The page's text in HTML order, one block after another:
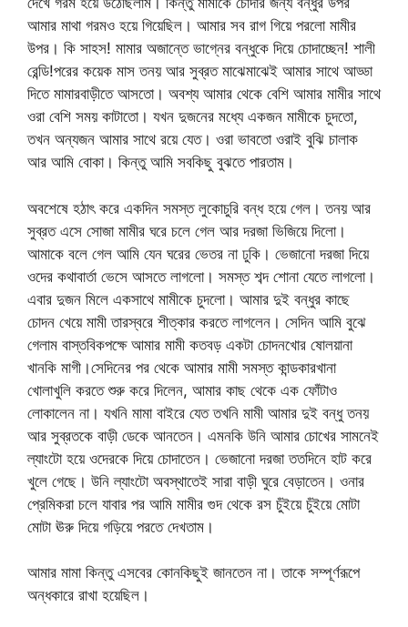
আমার মাথা গরমও হয়ে গিয়েছিল। আমার সব রাগ গিয়ে পরলো মামীর
উপর। কি সাহস! মামার অজান্তে ভাগ্নের বন্ধুকে দিয়ে চোদাচ্ছেন! শালী
রেন্ডি!পরের কয়েক মাস তনয় আর সুব্রত মাঝেমাঝেই আমার সাথে আড্ডা
দিতে মামারবাড়ীতে আসতো। অবশ্য আমার থেকে বেশি আমার মামীর সাথে
ওরা বেশি সময় কাটাতো। যখন দুজনের মধ্যে একজন মামীকে চুদতো,
তখন অন্যজন আমার সাথে রয়ে যেত। ওরা ভাবতো ওরাই বুঝি চালাক
আর আমি বোকা। কিন্তু আমি সবকিছু বুঝতে পারতাম।
অবশেষে হঠাৎ করে একদিন সমস্ত লুকোচুরি বন্ধ হয়ে গেল। তনয় আর
সুব্রত এসে সোজা মামীর ঘরে চলে গেল আর দরজা ভিজিয়ে দিলো।
আমাকে বলে গেল আমি যেন ঘরের ভেতর না ঢুকি। ভেজানো দরজা দিয়ে
ওদের কথাবার্তা ভেসে আসতে লাগলো। সমস্ত শব্দ শোনা যেতে লাগলো।
এবার দুজন মিলে একসাথে মামীকে চুদলো। আমার দুই বন্ধুর কাছে
চোদন খেয়ে মামী তারস্বরে শীত্কার করতে লাগলেন। সেদিন আমি বুঝে
গেলাম বাস্তবিকপক্ষে আমার মামী কতবড় একটা চোদনখোর ষোলয়ানা
খানকি মাগী।সেদিনের পর থেকে আমার মামী সমস্ত কান্ডকারখানা
খোলাখুলি করতে শুরু করে দিলেন, আমার কাছ থেকে এক ফোঁটাও
লোকালেন না। যখনি মামা বাইরে যেত তখনি মামী আমার দুই বন্ধু তনয়
আর সুব্রতকে বাড়ী ডেকে আনতেন। এমনকি উনি আমার চোখের সামনেই
ল্যাংটো হয়ে ওদেরকে দিয়ে চোদাতেন। ভেজানো দরজা ততদিনে হাট করে
খুলে গেছে। উনি ল্যাংটো অবস্থাতেই সারা বাড়ী ঘুরে বেড়াতেন। ওনার
প্রেমিকরা চলে যাবার পর আমি মামীর গুদ থেকে রস চুঁইয়ে চুঁইয়ে মোটা
মোটা ঊরু দিয়ে গড়িয়ে পরতে দেখতাম।
আমার মামা কিন্তু এসবের কোনকিছুই জানতেন না। তাকে সম্পূর্ণরূপে
অন্ধকারে রাখা হয়েছিল।